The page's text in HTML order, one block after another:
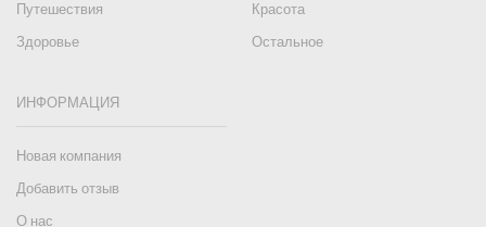
Путешествия
Красота
Здоровье
Остальное
ИНФОРМАЦИЯ
Новая компания
Добавить отзыв
О нас